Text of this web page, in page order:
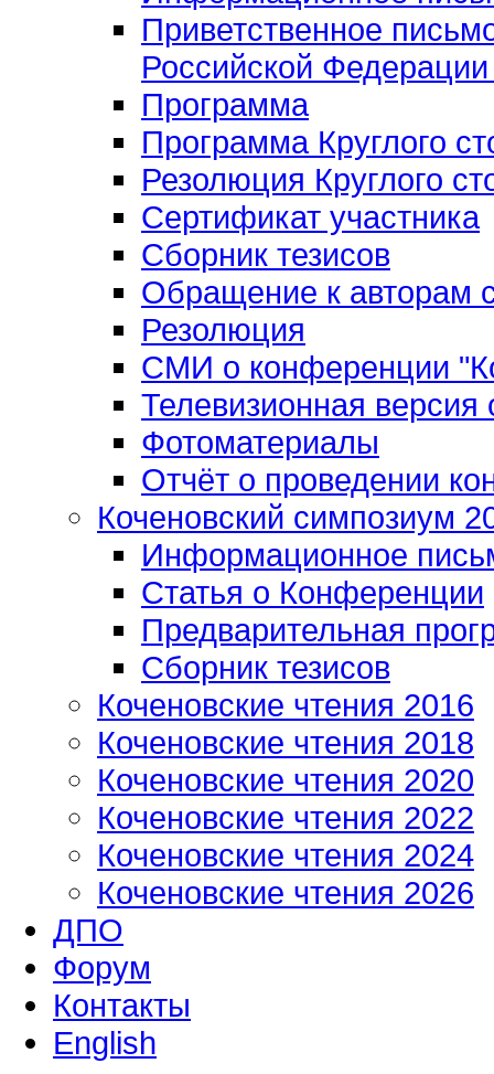
Приветственное
Российской
Программа
Программа Круглого
Резолюция Круглого
Сертификат участника
Сборник тезисов
Обращение к авторам
Резолюция
СМИ о конференции
Телевизионная
Фотоматериалы
Отчёт о проведении
Коченовский симпозиум
Информационное
Статья о Конференции
Предварительная
Сборник тезисов
Коченовские чтения 2016
Коченовские чтения 2018
Коченовские чтения 2020
Коченовские чтения 2022
Коченовские чтения 2024
Коченовские чтения 2026
ДПО
Форум
Контакты
English